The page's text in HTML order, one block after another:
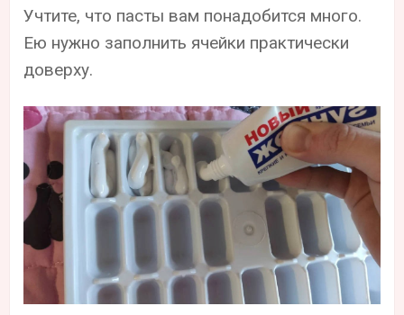
Учтите, что пасты вам понадобится много.
Ею нужно заполнить ячейки практически
доверху.